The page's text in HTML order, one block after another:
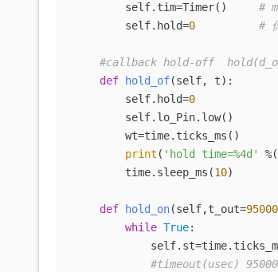
        self.tim=Timer()
#
        self.hold=
0 #
#callback hold-off
def
hold_of(self, t):
        self.hold=
0
        wt=time.ticks_ms()
print ( 'hold time=%4d'
        time.sleep_ms(
10)
def hold_on(self,t_out=
while True:
#timeout(usec)